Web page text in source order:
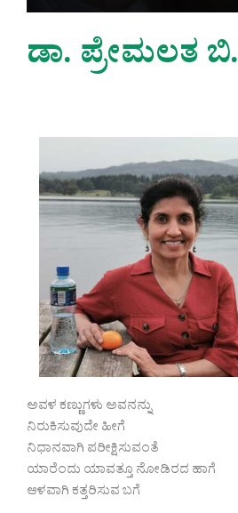
ಡಾ. ಪ್ರೇಮಲತ ಬಿ.
ಅವಳ ಕಣ್ಣುಗಳು ಅವನನ್ನು
ನಿರುಕಿಸುವುದೇ ಹೀಗೆ
ನಿಧಾನವಾಗಿ ಪರೀಕ್ಷಿಸುವಂತೆ
ಯಾರೆಂದು ಯಾವತ್ತೂ ನೋಡಿರದ ಹಾಗೆ
ಆಳವಾಗಿ ಕತ್ತರಿಸುವ ಬಗೆ